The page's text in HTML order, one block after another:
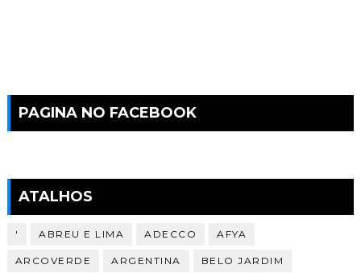
PAGINA NO FACEBOOK
ATALHOS
' ABREU E LIMA ADECCO AFYA
ARCOVERDE ARGENTINA BELO JARDIM